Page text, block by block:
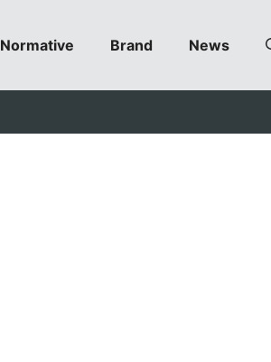
Normative Brand News